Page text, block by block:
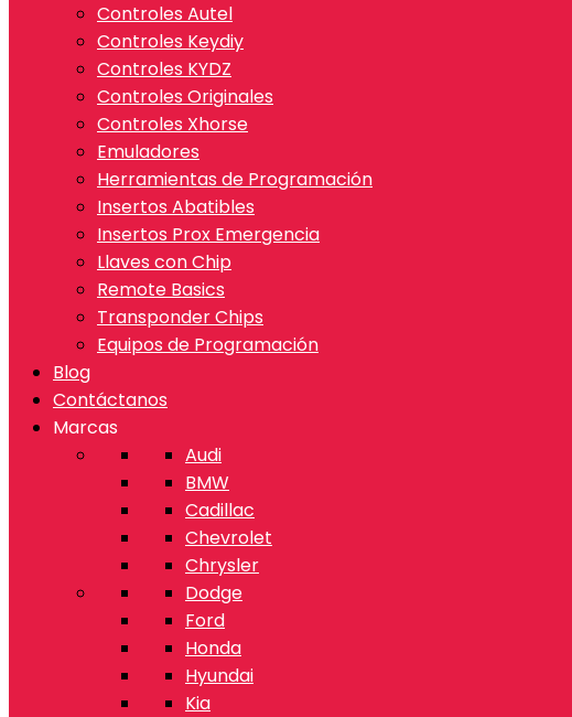
Controles Autel
Controles Keydiy
Controles KYDZ
Controles Originales
Controles Xhorse
Emuladores
Herramientas de Programación
Insertos Abatibles
Insertos Prox Emergencia
Llaves con Chip
Remote Basics
Transponder Chips
Equipos de Programación
Blog
Contáctanos
Marcas
Audi
BMW
Cadillac
Chevrolet
Chrysler
Dodge
Ford
Honda
Hyundai
Kia